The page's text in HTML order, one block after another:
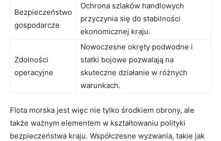
Bezpieczeństwo
gospodarcze
Ochrona szlaków handlowych
przyczynia się do stabilności
ekonomicznej kraju.
Zdolności
operacyjne
Nowoczesne okręty podwodne i
statki bojowe pozwalają na
skuteczne działanie w różnych
warunkach.
Flota ⁢morska jest⁢ więc nie tylko środkiem ⁤obrony, ale ​
także ważnym elementem w ‌kształtowaniu polityki
bezpieczeństwa kraju. Współczesne wyzwania, takie jak